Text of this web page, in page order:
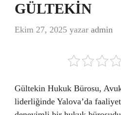
GÜLTEKİN
Ekim 27, 2025 yazar admin
Gültekin Hukuk Bürosu,
liderliğinde Yalova’da